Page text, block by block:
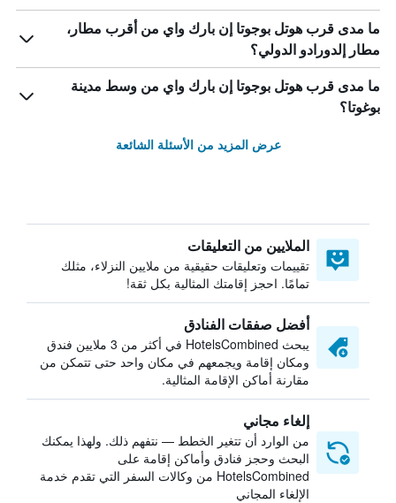
ما مدى قرب هوتل بوجوتا إن بارك واي من أقرب مطار،
مطار إلدورادو الدولي؟
ما مدى قرب هوتل بوجوتا إن بارك واي من وسط مدينة
بوغوتا؟
عرض المزيد من الأسئلة الشائعة
الملايين من التعليقات
تقييمات وتعليقات حقيقية من ملايين النزلاء، مثلك
تمامًا. احجز إقامتك المثالية بكل ثقة!
أفضل صفقات الفنادق
يبحث HotelsCombined في أكثر من 3 ملايين فندق
ومكان إقامة ويجمعهم في مكان واحد حتى تتمكن من
مقارنة أماكن الإقامة المثالية.
إلغاء مجاني
من الوارد أن تتغير الخطط — نتفهم ذلك. ولهذا يمكنك
البحث وحجز فنادق وأماكن إقامة على
HotelsCombined من وكالات السفر التي تقدم خدمة
الإلغاء المجاني